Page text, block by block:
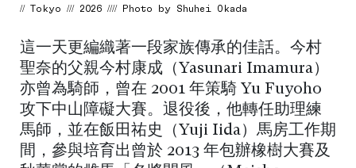
// Tokyo /// 2026 //// Photo by Shuhei Okada
這一天更編織著一段家族傳承的佳話。今村
聖奈的父親今村康成（Yasunari Imamura）
亦曾為騎師，曾在 2001 年策騎 Yu Fuyoho
攻下中山障礙大賽。退役後，他轉任助理練
馬師，並在飯田祐史（Yuji Iida）馬房工作期
間，參與培育出曾於 2013 年包辦橡樹大賽及